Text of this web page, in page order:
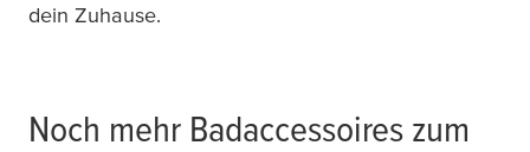
dein Zuhause.
Noch mehr Badaccessoires zum